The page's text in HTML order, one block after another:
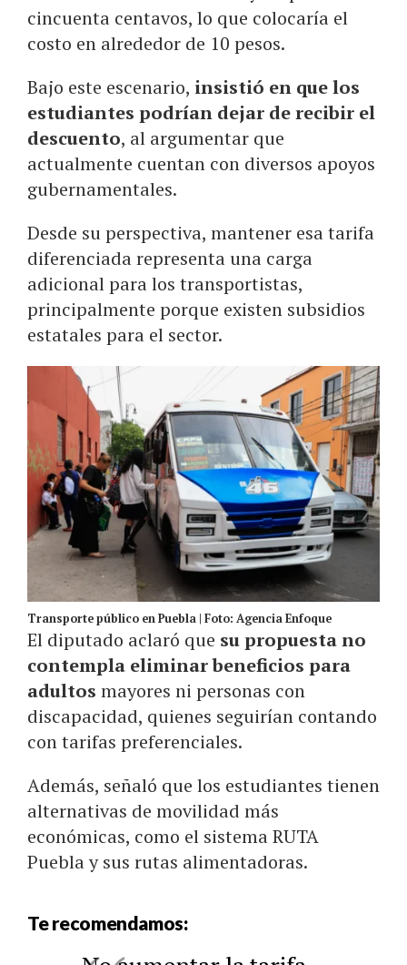
cincuenta centavos, lo que colocaría el
costo en alrededor de 10 pesos.
Bajo este escenario, insistió en que los
estudiantes podrían dejar de recibir el
descuento, al argumentar que
actualmente cuentan con diversos apoyos
gubernamentales.
Desde su perspectiva, mantener esa tarifa
diferenciada representa una carga
adicional para los transportistas,
principalmente porque existen subsidios
estatales para el sector.
Transporte público en Puebla | Foto: Agencia Enfoque
El diputado aclaró que su propuesta no
contempla eliminar beneficios para
adultos mayores ni personas con
discapacidad, quienes seguirían contando
con tarifas preferenciales.
Además, señaló que los estudiantes tienen
alternativas de movilidad más
económicas, como el sistema RUTA
Puebla y sus rutas alimentadoras.
Te recomendamos: